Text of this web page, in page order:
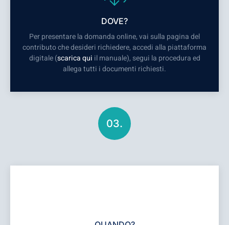
DOVE?
Per presentare la domanda online, vai sulla pagina del
contributo che desideri richiedere, accedi alla piattaforma
digitale (scarica qui il manuale), segui la procedura ed
allega tutti i documenti richiesti.
03.